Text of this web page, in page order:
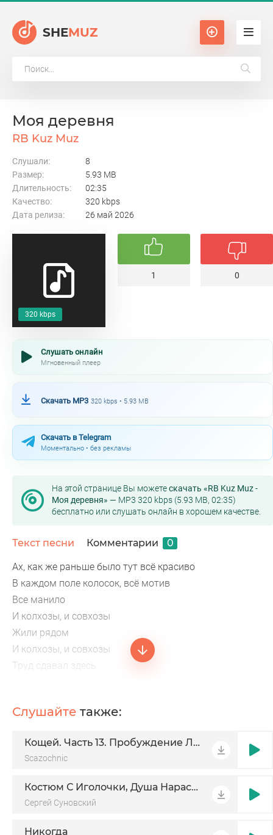
SHEMUZ
320 kbps
Моя деревня
RB Kuz Muz
Слушали:
8
Размер:
5.93 MB
Длительность:
02:35
Качество:
320 kbps
Дата релиза:
26 май 2026
1 0
Слушать онлайн
Мгновенный плеер
Скачать MP3 320 kbps • 5.93 MB
Скачать в Telegram
Моментально • без рекламы
На этой странице Вы можетескачать «RB Kuz Muz -
Моя деревня» — MP3 320 kbps (5.93 MB, 02:35)
бесплатно или слушать онлайн в хорошем качестве.
Текст песни Комментарии 0
Ах, как же раньше было тут всё красиво
В каждом поле колосок, всё мотив
Все манило
И колхозы, и совхозы
Жили рядом
И колхозы, и совхозы
Труд сдавал здесь
Да и куры у дворов
Слушайте также:
Кощей. Часть 13. Пробуждение Лады
Scazochnic
Костюм С Иголочки, Душа Нараспашку
Сергей Суновский
Никогда